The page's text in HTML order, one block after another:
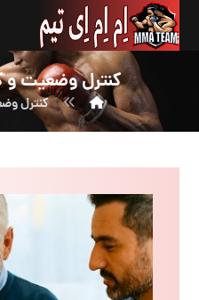
کنترل وضعیت و
کنترل